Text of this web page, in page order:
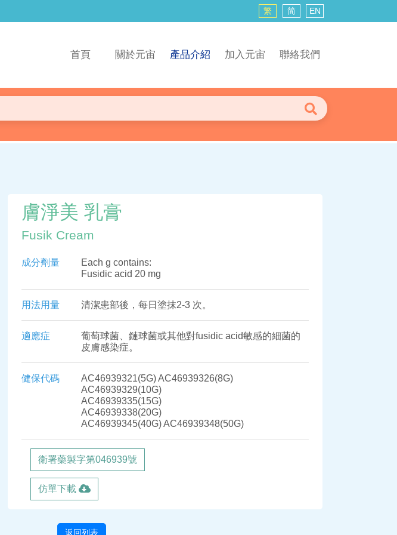
繁 简 EN
首頁 關於元宙 產品介紹 加入元宙 聯絡我們
膚淨美 乳膏
Fusik Cream
成分劑量
Each g contains:
Fusidic acid 20 mg
用法用量 清潔患部後，每日塗抹2-3 次。
適應症
葡萄球菌、鏈球菌或其他對fusidic acid敏感的細菌的
皮膚感染症。
健保代碼
AC46939321(5G) AC46939326(8G)
AC46939329(10G)
AC46939335(15G)
AC46939338(20G)
AC46939345(40G) AC46939348(50G)
衛署藥製字第046939號
仿單下載
返回列表